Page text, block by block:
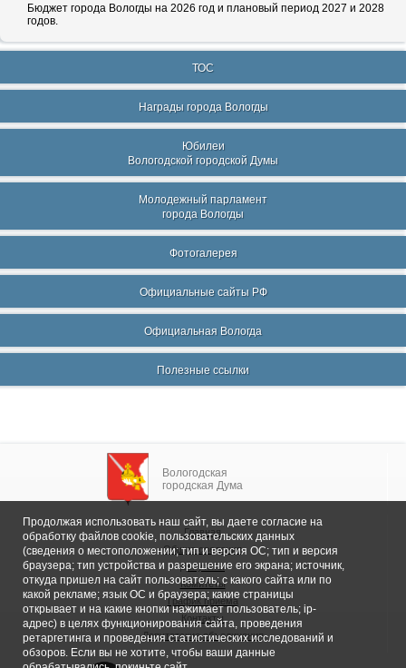
Бюджет города Вологды на 2026 год и плановый период 2027 и 2028
годов.
ТОС
Награды города Вологды
Юбилеи
Вологодской городской Думы
Молодежный парламент
города Вологды
Фотогалерея
Официальные сайты РФ
Официальная Вологда
Полезные ссылки
Вологодская
городская Дума
Главная
Общие сведения
Депутаты
Комитеты
График приема
Контакты
Депутатские объединения
Продолжая использовать наш сайт, вы даете согласие на
обработку файлов cookie, пользовательских данных
(сведения о местоположении; тип и версия ОС; тип и версия
браузера; тип устройства и разрешение его экрана; источник,
откуда пришел на сайт пользователь; с какого сайта или по
какой рекламе; язык ОС и браузера; какие страницы
открывает и на какие кнопки нажимает пользователь; ip-
адрес) в целях функционирования сайта, проведения
ретаргетинга и проведения статистических исследований и
обзоров. Если вы не хотите, чтобы ваши данные